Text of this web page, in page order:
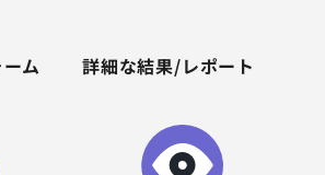
ム 詳細な結果/レポート